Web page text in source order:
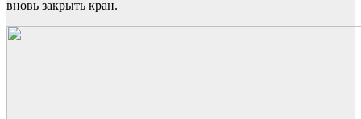
вновь закрыть кран.